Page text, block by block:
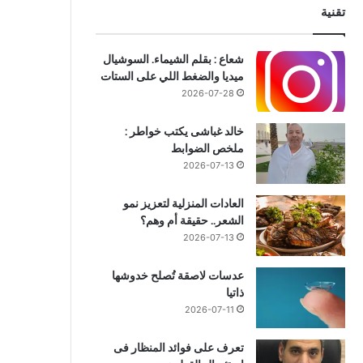
تقنية
شعاع : بقلم الشيماء. السوشيال
ميديا والضغط اللي على الستات
2026-07-28
خالد غباشى يكتب خواطر :
ملخص الضوابط
2026-07-13
العادات المنزلية لتعزيز نمو
الشعر.. حقيقة أم وهم؟
2026-07-13
عدسات لاصقة تُصلح خدوشها
ذاتيا
2026-07-11
تعرف على فوائد المنظار فى